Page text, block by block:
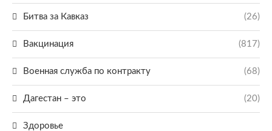
Битва за Кавказ (26)
Вакцинация (817)
Военная служба по контракту (68)
Дагестан – это (20)
Здоровье